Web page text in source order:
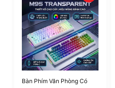
Bàn Phím Văn Phòng Có